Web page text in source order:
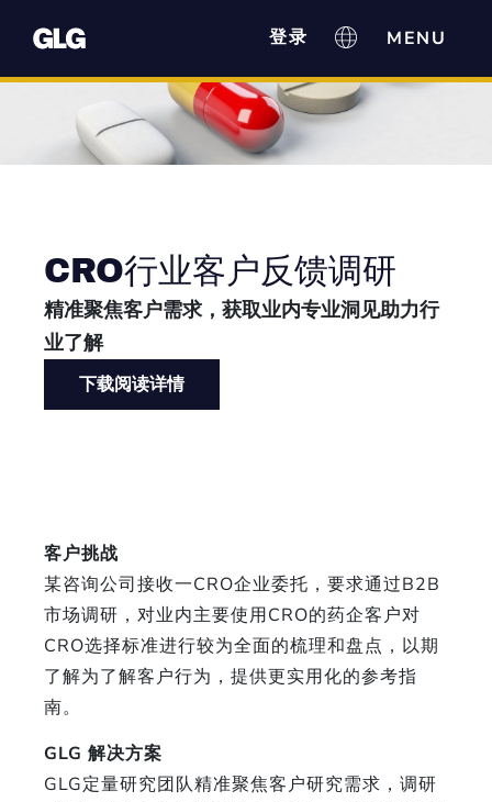
登录
CRO行业客户反馈调研
精准聚焦客户需求，获取业内专业洞见助力行
业了解
下载阅读详情
客户挑战
某咨询公司接收一CRO企业委托，要求通过B2B
市场调研，对业内主要使用CRO的药企客户对
CRO选择标准进行较为全面的梳理和盘点，以期
了解为了解客户行为，提供更实用化的参考指
南。
GLG 解决方案
GLG定量研究团队精准聚焦客户研究需求，调研